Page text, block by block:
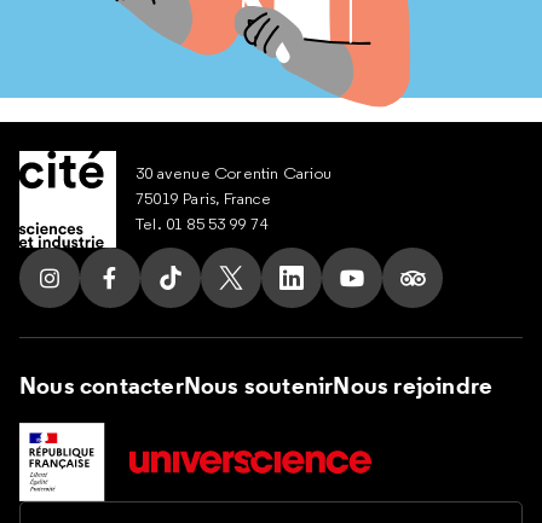
30 avenue Corentin Cariou
75019 Paris, France
Tel. 01 85 53 99 74
Suivez nous sur Instagram
Suivez nous sur Facebook
Suivez nous sur Tik Tok
Suivez nous sur X
Suivez nous sur LinkedIn
Suivez nous sur
Suivez nous
Nous contacterNous soutenirNous rejoindre